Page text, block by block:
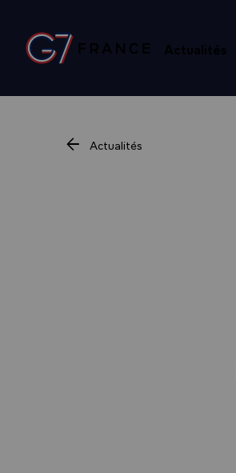
Retour à l’accueil Élysée Actualités
Actualités